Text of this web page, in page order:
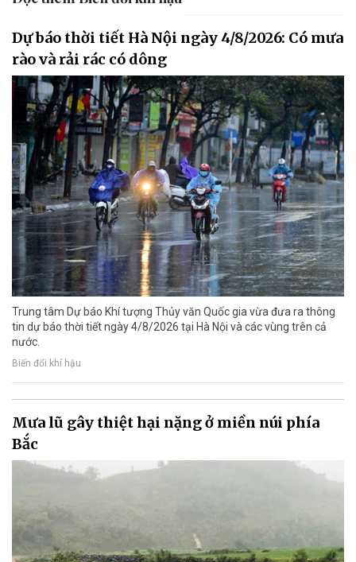
Dự báo thời tiết Hà Nội ngày 4/8/2026: Có mưa
rào và rải rác có dông
Trung tâm Dự báo Khí tượng Thủy văn Quốc gia vừa đưa ra thông
tin dự báo thời tiết ngày 4/8/2026 tại Hà Nội và các vùng trên cả
nước.
Biến đổi khí hậu
Mưa lũ gây thiệt hại nặng ở miền núi phía
Bắc